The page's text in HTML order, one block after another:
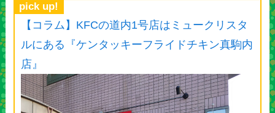
pick up!
【コラム】KFCの道内1号店はミュークリスタ
ルにある『ケンタッキーフライドチキン真駒内
店』